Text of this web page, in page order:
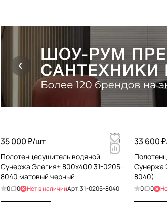
35 000 ₽/шт
Полотенцесушитель водяной
Сунержа Элегия+ 800х400 31-0205-
8040 матовый черный
0 0 Нет в наличииАрт.31-0205-8040
33 600
Сунержа
8040)
0 0